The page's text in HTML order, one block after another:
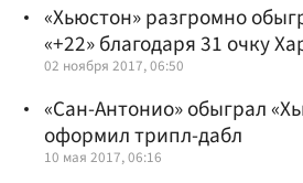
«Хьюстон» разгромно
«+22» благодаря 31 очку
02 ноября 2017, 06:50
«Сан-Антонио» обыграл
оформил трипл-дабл
10 мая 2017, 06:16